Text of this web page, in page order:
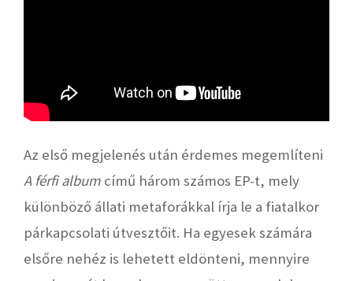
Az első megjelenés után érdemes megemlíteni
A férfi album című három számos EP-t, mely
különböző állati metaforákkal írja le a fiatalkor
párkapcsolati útvesztőit. Ha egyesek számára
elsőre nehéz is lehetett eldönteni, mennyire